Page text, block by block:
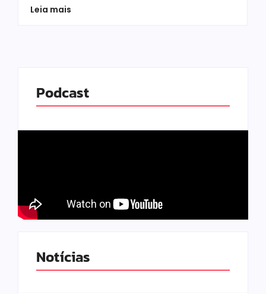
Leia mais
Podcast
Notícias